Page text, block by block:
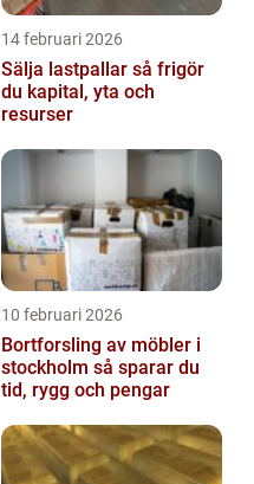
14 februari 2026
Sälja lastpallar så frigör
du kapital, yta och
resurser
10 februari 2026
Bortforsling av möbler i
stockholm så sparar du
tid, rygg och pengar